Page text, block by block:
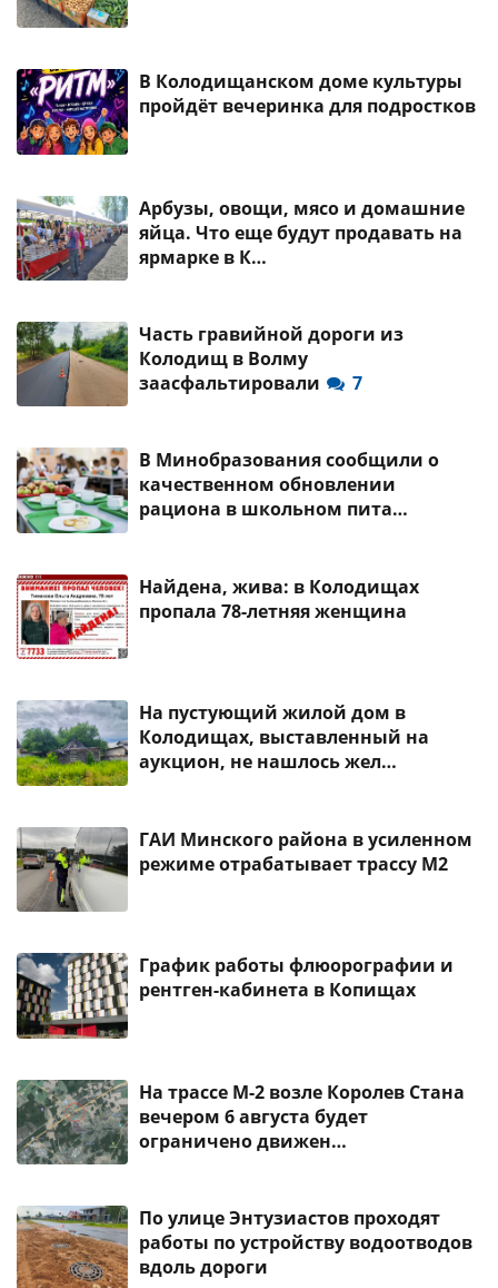
В Колодищанском доме культуры
пройдёт вечеринка для подростков
Арбузы, овощи, мясо и домашние
яйца. Что еще будут продавать на
ярмарке в К…
Часть гравийной дороги из
Колодищ в Волму
заасфальтировали
7
В Минобразования сообщили о
качественном обновлении
рациона в школьном пита…
Найдена, жива: в Колодищах
пропала 78-летняя женщина
На пустующий жилой дом в
Колодищах, выставленный на
аукцион, не нашлось жел…
ГАИ Минского района в усиленном
режиме отрабатывает трассу М2
График работы флюорографии и
рентген-кабинета в Копищах
На трассе М-2 возле Королев Стана
вечером 6 августа будет
ограничено движен…
По улице Энтузиастов проходят
работы по устройству водоотводов
вдоль дороги